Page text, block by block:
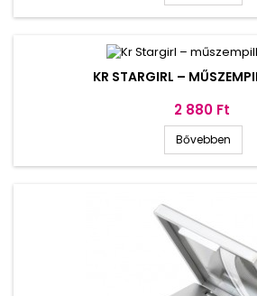
KR STARGIRL –
Ár
2 880 Ft
Bővebben